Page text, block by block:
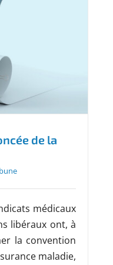
de la
médicaux
libéraux ont, à
la convention
maladie,